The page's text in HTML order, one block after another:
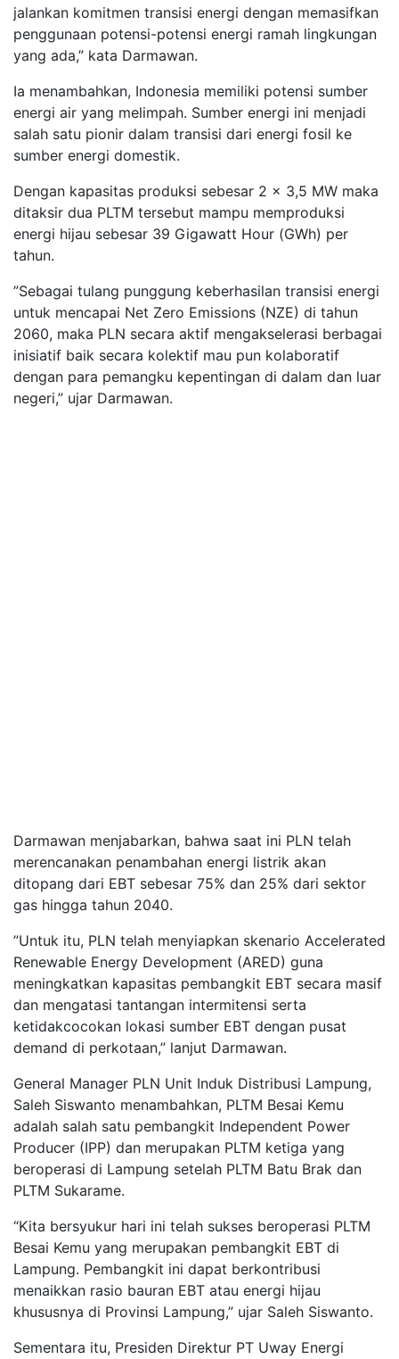
jalankan komitmen transisi energi dengan memasifkan
penggunaan potensi-potensi energi ramah lingkungan
yang ada,” kata Darmawan.
Ia menambahkan, Indonesia memiliki potensi sumber
energi air yang melimpah. Sumber energi ini menjadi
salah satu pionir dalam transisi dari energi fosil ke
sumber energi domestik.
Dengan kapasitas produksi sebesar 2 x 3,5 MW maka
ditaksir dua PLTM tersebut mampu memproduksi
energi hijau sebesar 39 Gigawatt Hour (GWh) per
tahun.
”Sebagai tulang punggung keberhasilan transisi energi
untuk mencapai Net Zero Emissions (NZE) di tahun
2060, maka PLN secara aktif mengakselerasi berbagai
inisiatif baik secara kolektif mau pun kolaboratif
dengan para pemangku kepentingan di dalam dan luar
negeri,” ujar Darmawan.
Darmawan menjabarkan, bahwa saat ini PLN telah
merencanakan penambahan energi listrik akan
ditopang dari EBT sebesar 75% dan 25% dari sektor
gas hingga tahun 2040.
”Untuk itu, PLN telah menyiapkan skenario Accelerated
Renewable Energy Development (ARED) guna
meningkatkan kapasitas pembangkit EBT secara masif
dan mengatasi tantangan intermitensi serta
ketidakcocokan lokasi sumber EBT dengan pusat
demand di perkotaan,” lanjut Darmawan.
General Manager PLN Unit Induk Distribusi Lampung,
Saleh Siswanto menambahkan, PLTM Besai Kemu
adalah salah satu pembangkit Independent Power
Producer (IPP) dan merupakan PLTM ketiga yang
beroperasi di Lampung setelah PLTM Batu Brak dan
PLTM Sukarame.
“Kita bersyukur hari ini telah sukses beroperasi PLTM
Besai Kemu yang merupakan pembangkit EBT di
Lampung. Pembangkit ini dapat berkontribusi
menaikkan rasio bauran EBT atau energi hijau
khususnya di Provinsi Lampung,” ujar Saleh Siswanto.
Sementara itu, Presiden Direktur PT Uway Energi